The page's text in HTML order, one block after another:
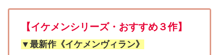
【イケメンシリーズ・おすすめ３作】
▼最新作《イケメンヴィラン》